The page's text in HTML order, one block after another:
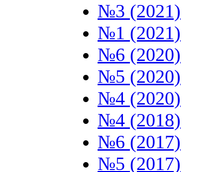
№3 (2021)
№1 (2021)
№6 (2020)
№5 (2020)
№4 (2020)
№4 (2018)
№6 (2017)
№5 (2017)